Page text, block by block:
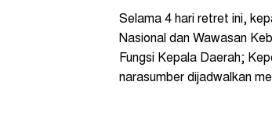
Selama 4 hari retret ini,
Nasional dan Wawasan
Fungsi Kepala Daerah;
narasumber dijadwalkan